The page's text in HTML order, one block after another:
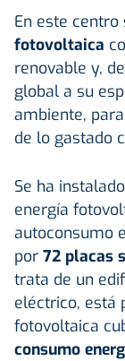
En este
fotovoltaica
renovable y,
global a su
ambiente,
de lo gastado
Se ha
energía
autoconsumo
por 72 placas
trata de un
eléctrico, está
fotovoltaica
consumo